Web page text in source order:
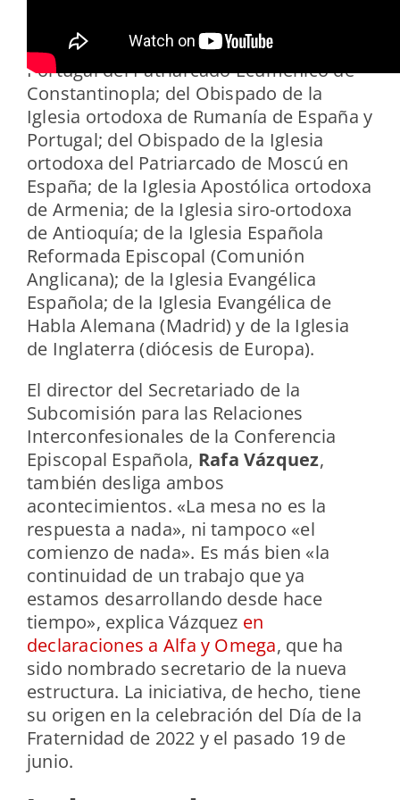
España; de la Metrópolis de España y
Portugal del Patriarcado Ecuménico de
Constantinopla; del Obispado de la
Iglesia ortodoxa de Rumanía de España y
Portugal; del Obispado de la Iglesia
ortodoxa del Patriarcado de Moscú en
España; de la Iglesia Apostólica ortodoxa
de Armenia; de la Iglesia siro-ortodoxa
de Antioquía; de la Iglesia Española
Reformada Episcopal (Comunión
Anglicana); de la Iglesia Evangélica
Española; de la Iglesia Evangélica de
Habla Alemana (Madrid) y de la Iglesia
de Inglaterra (diócesis de Europa).
El director del Secretariado de la
Subcomisión para las Relaciones
Interconfesionales de la Conferencia
Episcopal Española, Rafa Vázquez,
también desliga ambos
acontecimientos. «La mesa no es la
respuesta a nada», ni tampoco «el
comienzo de nada». Es más bien «la
continuidad de un trabajo que ya
estamos desarrollando desde hace
tiempo», explica Vázquez en
declaraciones a Alfa y Omega, que ha
sido nombrado secretario de la nueva
estructura. La iniciativa, de hecho, tiene
su origen en la celebración del Día de la
Fraternidad de 2022 y el pasado 19 de
junio.